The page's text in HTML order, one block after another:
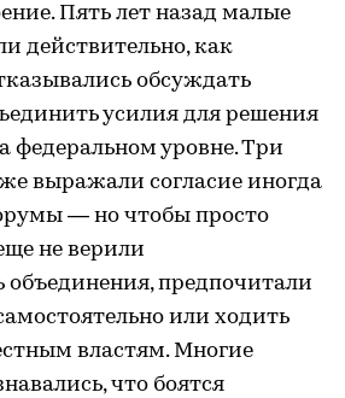
Пять лет назад малые
действительно, как
обсуждать
усилия для решения
федеральном уровне. Три
выражали согласие иногда
— но чтобы просто
не верили
объединения, предпочитали
или ходить
властям. Многие
что боятся